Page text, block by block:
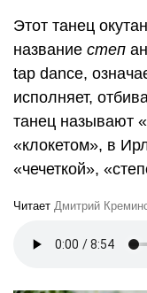
Этот танец
название степ
tap dance,
исполняет,
танец называют
«клокетом», в
«чечеткой»,
Читает Дмитрий